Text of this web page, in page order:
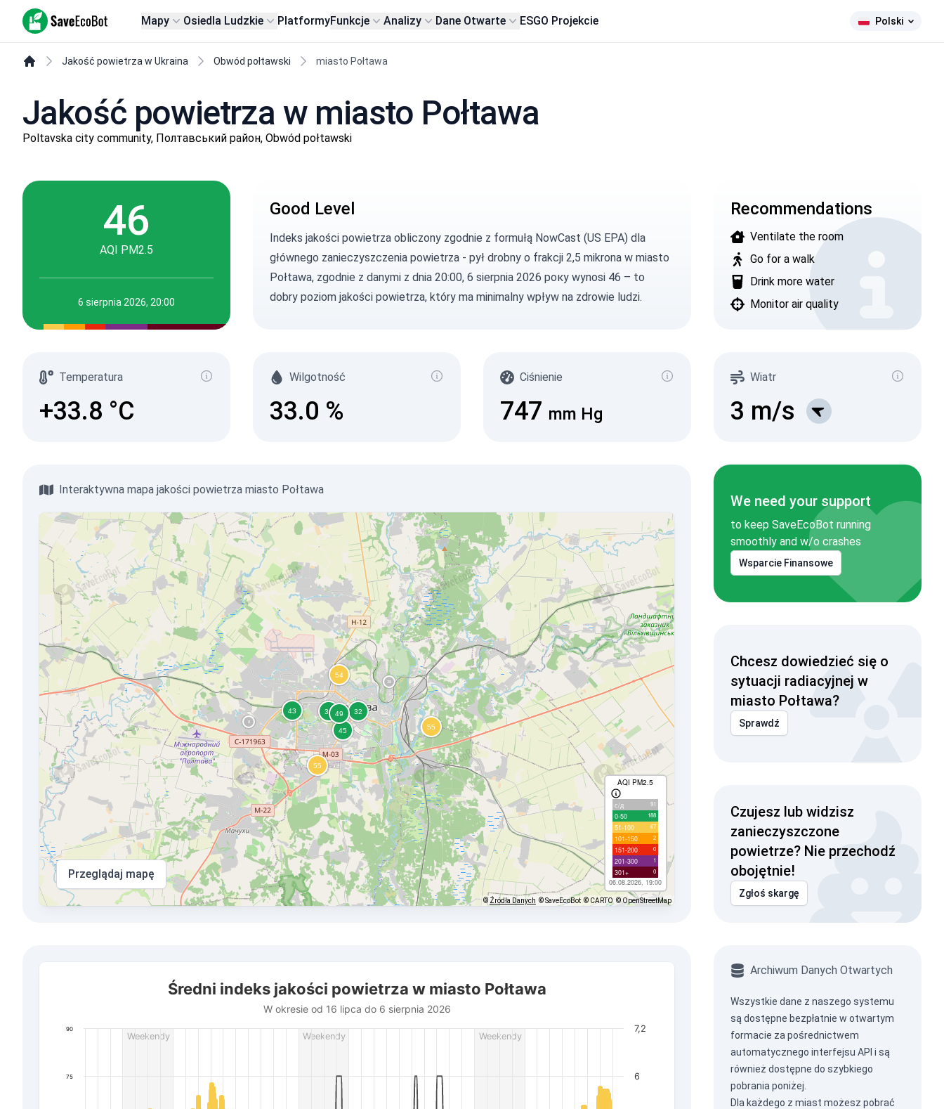
SaveEcoBot Mapy Osiedla Ludzkie PlatformyFunkcje Analizy Dane Otwarte ESGO Projekcie Polski
Jakość powietrza w Ukraina Obwód połtawski miasto Połtawa
Jakość powietrza w miasto Połtawa
Poltavska city community, Полтавський район, Obwód połtawski
46
AQI PM2.5
6 sierpnia 2026, 20:00
Good Level
Indeks jakości powietrza obliczony zgodnie z formułą NowCast (US EPA)dla
głównego zanieczyszczenia powietrza - pył drobnyo frakcji 2,5 mikrona w miasto
Połtawa, zgodnie z danymi z dnia 20:00, 6 sierpnia 2026 року wynosi 46 – to
dobry poziom jakości powietrza, który ma minimalny wpływ na zdrowie ludzi.
Recommendations
Ventilate the room
Go for a walk
Drink more water
Monitor air quality
Temperatura
+33.8 °C
Wilgotność
33.0 %
Ciśnienie
747 mm Hg
Wiatr
3 m/s
Interaktywna mapa jakości powietrza miasto Połtawa
AQI PM2.5
с/д 91
0-50 188
51-100 67
101-150 2
151-200 0
201-300 1
301+ 0
06.08.2026, 19:00
Przeglądaj mapę
© Źródła Danych © SaveEcoBot © CARTO © OpenStreetMap
We need your support
to keep SaveEcoBot running
smoothly and w/o crashes
Wsparcie Finansowe
Chcesz dowiedzieć się o
sytuacji radiacyjnej w
miasto Połtawa?
Sprawdź
Czujesz lub widzisz
zanieczyszczone
powietrze? Nie przechodź
obojętnie!
Zgłoś skargę
Combination chart with 3 data series.
The chart has 3 Y axes displaying AQI PM2.5, Wind power (m/s), and Relative humidity (%).Weekendy
Weekendy
Weekendy
Średni indeks jakości powietrza w miasto Połtawa
W okresie od 16 lipca do 6 sierpnia 2026
75
90
6
7,2
Archiwum Danych Otwartych
Wszystkie dane z naszego systemu
są dostępne bezpłatnie w otwartym
formacie za pośrednictwem
automatycznego interfejsu API i są
również dostępne do szybkiego
pobrania poniżej.
Dla każdego z miast możesz pobrać